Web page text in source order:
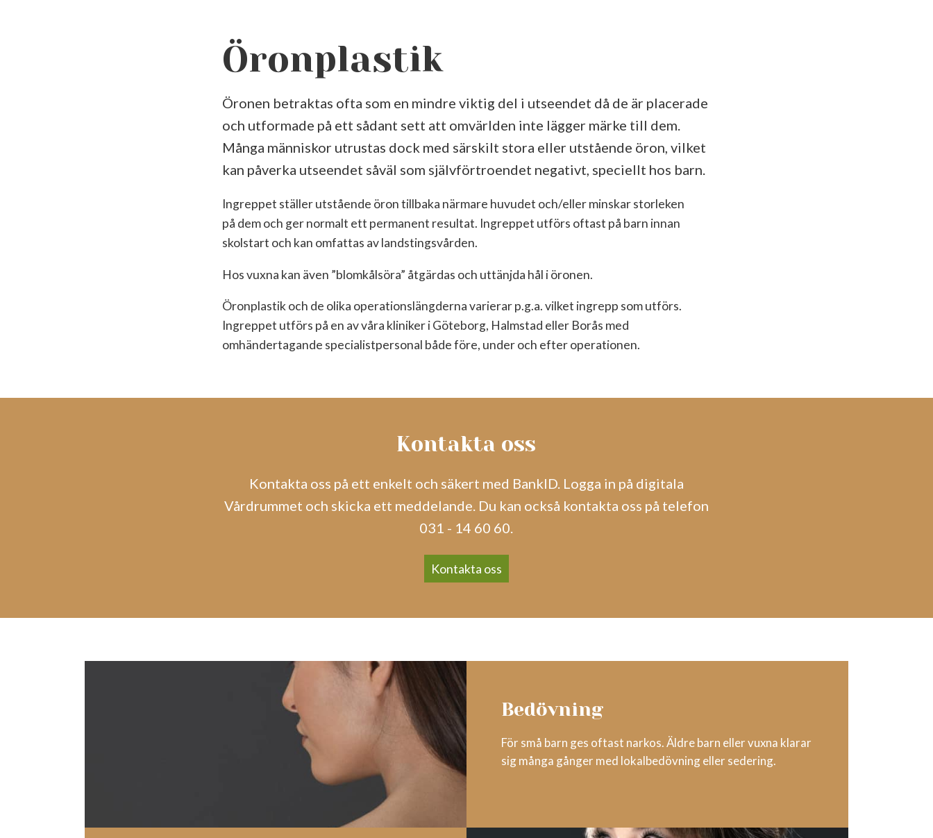
Öronplastik
Öronen betraktas ofta som en mindre viktig del i utseendet då de är placerade
och utformade på ett sådant sett att omvärlden inte lägger märke till dem.
Många människor utrustas dock med särskilt stora eller utstående öron, vilket
kan påverka utseendet såväl som självförtroendet negativt, speciellt hos barn.
Ingreppet ställer utstående öron tillbaka närmare huvudet och/eller minskar storleken
på dem och ger normalt ett permanent resultat. Ingreppet utförs oftast på barn innan
skolstart och kan omfattas av landstingsvården.
Hos vuxna kan även ”blomkålsöra” åtgärdas och uttänjda hål i öronen.
Öronplastik och de olika operationslängderna varierar p.g.a. vilket ingrepp som utförs.
Ingreppet utförs på en av våra kliniker i Göteborg, Halmstad eller Borås med
omhändertagande specialistpersonal både före, under och efter operationen.
Kontakta oss
Kontakta oss på ett enkelt och säkert med BankID. Logga in på digitala
Vårdrummet och skicka ett meddelande. Du kan också kontakta oss på telefon
031 - 14 60 60.
Kontakta oss
Bedövning
För små barn ges oftast narkos. Äldre barn eller vuxna klarar
sig många gånger med lokalbedövning eller sedering.